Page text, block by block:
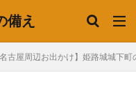
備え
名古屋周辺お出かけ】姫路城城下